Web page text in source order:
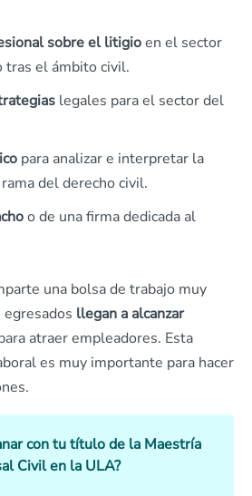
sobre el litigioen el sector
tras el ámbito civil.
legales para el sector del
para analizar e interpretar la
del derecho civil.
o de una firma dedicada al
una bolsa de trabajo muy
llegan a alcanzar
atraer empleadores. Esta
es muy importante para hacer
con tu título de la Maestría
Civil en la ULA?